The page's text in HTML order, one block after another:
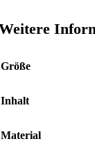
Größe
Inhalt
Material